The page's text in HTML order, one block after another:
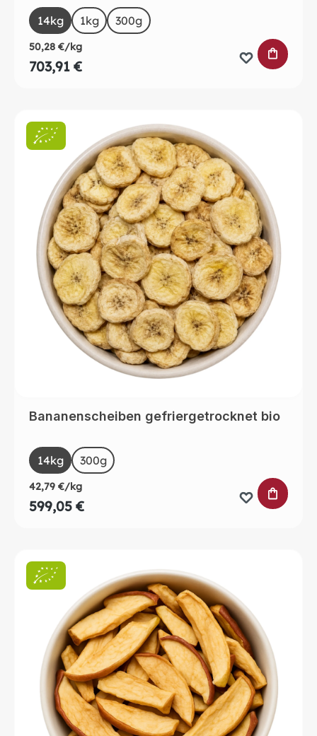
Sizeauswählen
14kg 1kg 300g
50,28 €/kg
703,91 €
IN DEN
Bananenscheiben gefriergetrocknet bio
Sizeauswählen
14kg 300g
42,79 €/kg
599,05 €
IN DEN